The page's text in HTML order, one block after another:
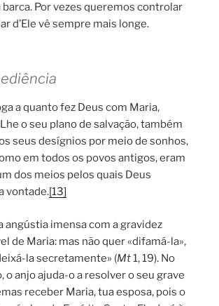
Por vezes queremos controlar
d’Ele vê sempre mais longe.
a quanto fez Deus com Maria,
o seu plano de salvação, também
seus desígnios por meio de sonhos,
em todos os povos antigos, eram
dos meios pelos quais Deus
vontade.[13]
angústia imensa com a gravidez
de Maria: mas não quer «difamá-la»,
la secretamente» (Mt1, 19). No
o anjo ajuda-o a resolver o seu grave
receber Maria, tua esposa, pois o